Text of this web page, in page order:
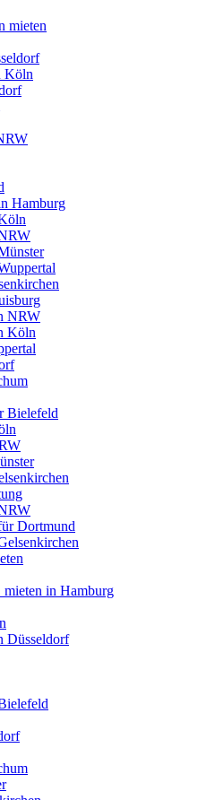
mieten
Köln
Hamburg
NRW
Köln
Bielefeld
Dortmund
in Hamburg
Düsseldorf